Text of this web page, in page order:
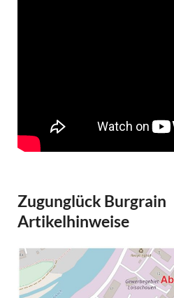
Zugunglück Burgrain
Artikelhinweise